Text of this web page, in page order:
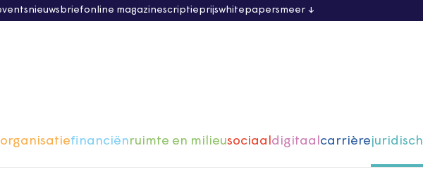
nieuwsbriefonline magazinescriptieprijswhitepapersmeer
financiënruimte en milieusociaaldigitaalcarrièrejuridisch